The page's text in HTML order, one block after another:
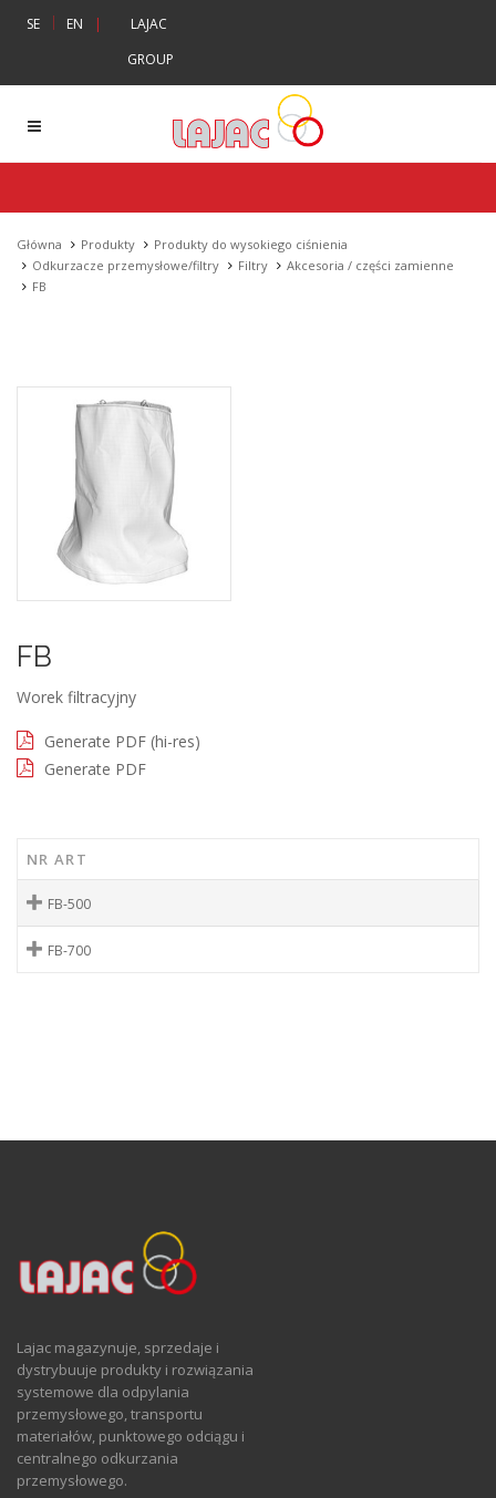
SE | EN |
LAJAC
GROUP
Główna Produkty
Produkty do wysokiego ciśnienia
Odkurzacze przemysłowe/filtry
Filtry
Akcesoria / części zamienne
FB
FB
Worek filtracyjny
Generate PDF (hi-res)
Generate PDF
NR ART
FB-500
FB-700
Lajac magazynuje, sprzedaje i
dystrybuuje produkty i rozwiązania
systemowe dla odpylania
przemysłowego, transportu
materiałów, punktowego odciągu i
centralnego odkurzania
przemysłowego.